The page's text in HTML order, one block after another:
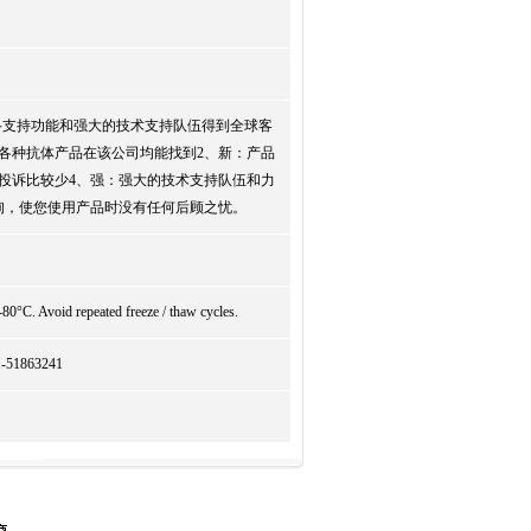
持功能和强大的技术支持队伍得到全球客
种抗体产品在该公司均能找到2、新：产品
诉比较少4、强：强大的技术支持队伍和力
使您使用产品时没有任何后顾之忧。
Avoid repeated freeze / thaw cycles.